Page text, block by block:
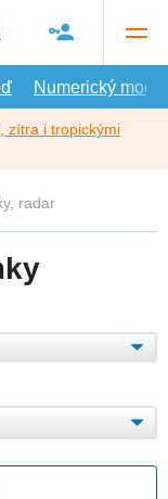
Numerický model
zítra i tropickými
radar